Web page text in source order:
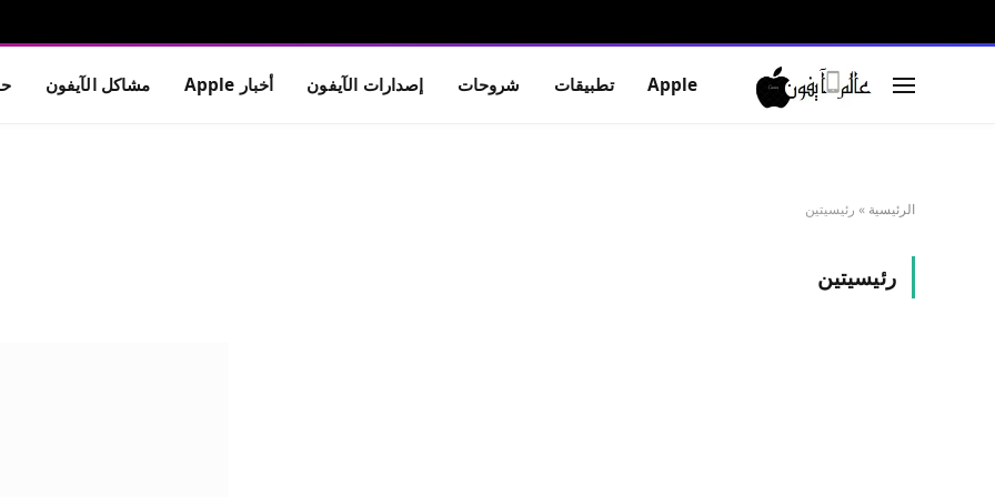
Apple تطبيقات شروحات إصدارات الآيفون أخبار Apple مشاكل الآيفون
الرئيسية » رئيسيتين
رئيسيتين